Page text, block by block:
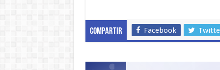
Compartir Facebook